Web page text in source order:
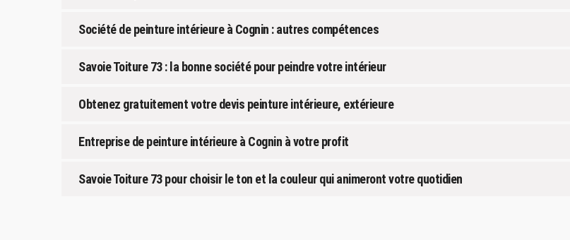
Société de peinture intérieure à Cognin : autres compétences
Savoie Toiture 73 : la bonne société pour peindre votre intérieur
Obtenez gratuitement votre devis peinture intérieure, extérieure
Entreprise de peinture intérieure à Cognin à votre profit
Savoie Toiture 73 pour choisir le ton et la couleur qui animeront votre quotidien